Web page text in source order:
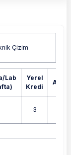
Çizim
Lab
Yerel
Kredi
AKTS
3